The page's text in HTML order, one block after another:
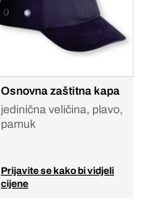
Osnovna zaštitna kapa
jedinična veličina, plavo,
pamuk
Prijavite se kako bi vidjeli
cijene